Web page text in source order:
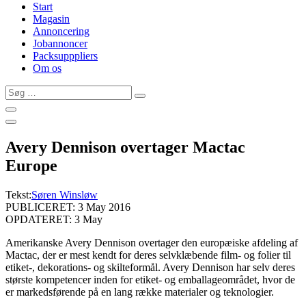
Start
Magasin
Annoncering
Jobannoncer
Packsupppliers
Om os
Søg
…
Avery Dennison overtager Mactac
Europe
Tekst:Søren Winsløw
PUBLICERET: 3 May 2016
OPDATERET: 3 May
Amerikanske Avery Dennison overtager den europæiske afdeling af
Mactac, der er mest kendt for deres selvklæbende film- og folier til
etiket-, dekorations- og skilteformål. Avery Dennison har selv deres
største kompetencer inden for etiket- og emballageområdet, hvor de
er markedsførende på en lang række materialer og teknologier.